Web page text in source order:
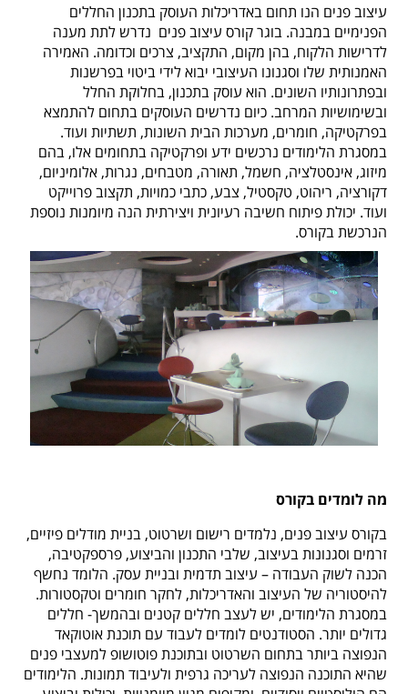
עיצוב פנים הנו תחום באדריכלות העוסק בתכנון החללים
הפנימיים במבנה. בוגר קורס עיצוב פנים נדרש לתת מענה
לדרישות הלקוח, בהן מקום, התקציב, צרכים וכדומה. האמירה
האמנותית שלו וסגנונו העיצובי יבוא לידי ביטוי בפרשנות
ובפתרונותיו השונים. הוא עוסק בתכנון, בחלוקת החלל
ובשימושיות המרחב. כיום נדרשים העוסקים בתחום להתמצא
בפרקטיקה, חומרים, מערכות הבית השונות, תשתיות ועוד.
במסגרת הלימודים נרכשים ידע ופרקטיקה בתחומים אלו, בהם
מיזוג, אינסטלציה, חשמל, תאורה, מטבחים, נגרות, אלומיניום,
דקורציה, ריהוט, טקסטיל, צבע, כתבי כמויות, תקצוב פרוייקט
ועוד. יכולת פיתוח חשיבה רעיונית ויצירתית הנה מיומנות נוספת
הנרכשת בקורס.
מה לומדים בקורס
בקורס עיצוב פנים, נלמדים רישום ושרטוט, בניית מודלים פיזיים,
זרמים וסגנונות בעיצוב, שלבי התכנון והביצוע, פרספקטיבה,
הכנה לשוק העבודה – עיצוב תדמית ובניית עסק. הלומד נחשף
להיסטוריה של העיצוב והאדריכלות, לחקר חומרים וטקסטורות.
במסגרת הלימודים, יש לעצב חללים קטנים ובהמשך- חללים
גדולים יותר. הסטודנטים לומדים לעבוד עם תוכנת אוטוקאד
הנפוצה ביותר בתחום השרטוט ובתוכנת פוטושופ למעצבי פנים
שהיא התוכנה הנפוצה לעריכה גרפית ולעיבוד תמונות. הלימודים